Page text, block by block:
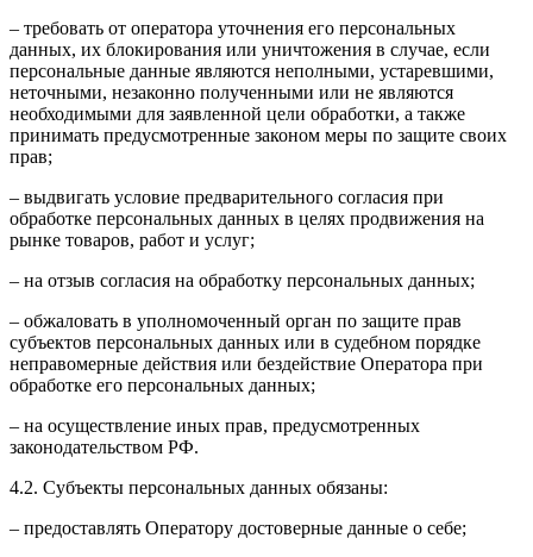
– требовать от оператора уточнения его персональных
данных, их блокирования или уничтожения в случае, если
персональные данные являются неполными, устаревшими,
неточными, незаконно полученными или не являются
необходимыми для заявленной цели обработки, а также
принимать предусмотренные законом меры по защите своих
прав;
– выдвигать условие предварительного согласия при
обработке персональных данных в целях продвижения на
рынке товаров, работ и услуг;
– на отзыв согласия на обработку персональных данных;
– обжаловать в уполномоченный орган по защите прав
субъектов персональных данных или в судебном порядке
неправомерные действия или бездействие Оператора при
обработке его персональных данных;
– на осуществление иных прав, предусмотренных
законодательством РФ.
4.2. Субъекты персональных данных обязаны:
– предоставлять Оператору достоверные данные о себе;